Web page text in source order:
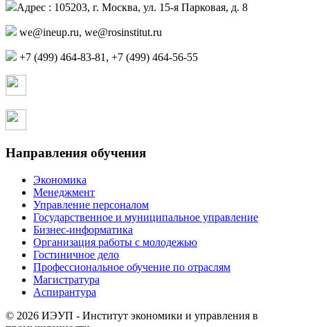
Адрес : 105203, г. Москва, ул. 15-я Парковая, д. 8
,
+7 (499) 464-83-81, +7 (499) 464-56-55
Направления обучения
Экономика
Менеджмент
Управление персоналом
Государственное и муниципальное управление
Бизнес-информатика
Организация работы с молодежью
Гостиничное дело
Профессиональное обучение по отраслям
Магистратура
Аспирантура
© 2026 ИЭУП - Институт экономики и управления в